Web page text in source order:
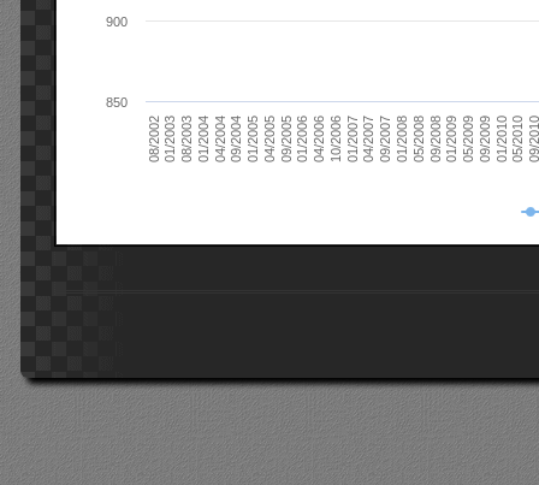
08/200201/200308/200301/200404/200409/200401/200504/200509/200501/200604/200610/200601/200704/200709/200701/200805/200809/200801/200905/200909/200901/201005/201009/
850
900